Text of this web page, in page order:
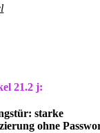
21.2 j:
starke
ohne